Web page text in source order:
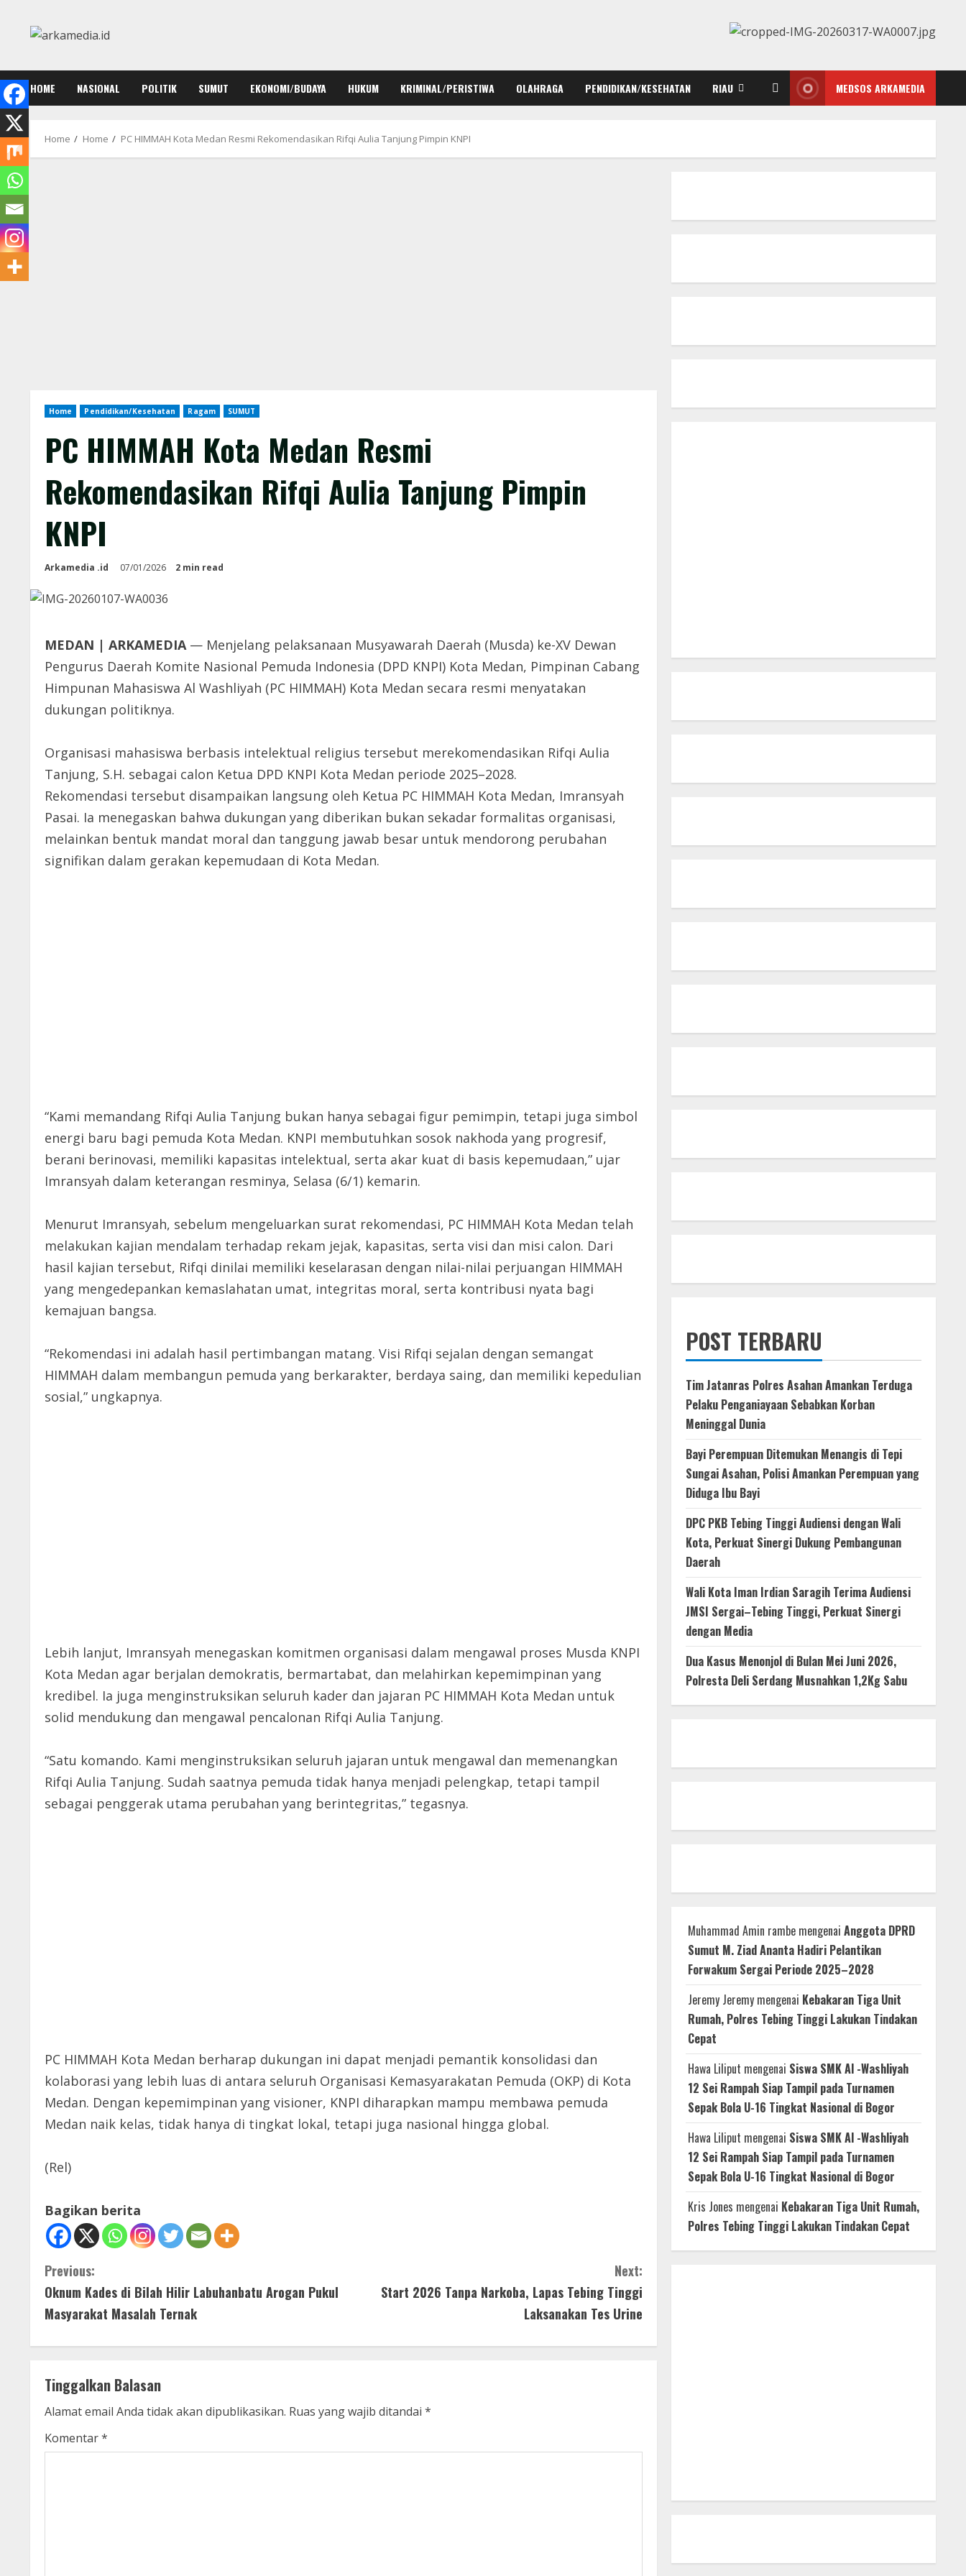
HOME NASIONAL POLITIK SUMUT EKONOMI/BUDAYA HUKUM KRIMINAL/PERISTIWA OLAHRAGA PENDIDIKAN/KESEHATAN RIAU MEDSOS ARKAMEDIA
Home Home PC HIMMAH Kota Medan Resmi Rekomendasikan Rifqi Aulia Tanjung Pimpin KNPI
Home Pendidikan/Kesehatan Ragam SUMUT
PC HIMMAH Kota Medan Resmi
Rekomendasikan Rifqi Aulia Tanjung Pimpin
KNPI
Arkamedia .id 07/01/2026 2 min read
MEDAN | ARKAMEDIA— Menjelang pelaksanaan Musyawarah Daerah (Musda) ke-XV Dewan
Pengurus Daerah Komite Nasional Pemuda Indonesia (DPD KNPI) Kota Medan, Pimpinan Cabang
Himpunan Mahasiswa Al Washliyah (PC HIMMAH) Kota Medan secara resmi menyatakan
dukungan politiknya.
Organisasi mahasiswa berbasis intelektual religius tersebut merekomendasikan Rifqi Aulia
Tanjung, S.H. sebagai calon Ketua DPD KNPI Kota Medan periode 2025–2028.
Rekomendasi tersebut disampaikan langsung oleh Ketua PC HIMMAH Kota Medan, Imransyah
Pasai. Ia menegaskan bahwa dukungan yang diberikan bukan sekadar formalitas organisasi,
melainkan bentuk mandat moral dan tanggung jawab besar untuk mendorong perubahan
signifikan dalam gerakan kepemudaan di Kota Medan.
“Kami memandang Rifqi Aulia Tanjung bukan hanya sebagai figur pemimpin, tetapi juga simbol
energi baru bagi pemuda Kota Medan. KNPI membutuhkan sosok nakhoda yang progresif,
berani berinovasi, memiliki kapasitas intelektual, serta akar kuat di basis kepemudaan,” ujar
Imransyah dalam keterangan resminya, Selasa (6/1) kemarin.
Menurut Imransyah, sebelum mengeluarkan surat rekomendasi, PC HIMMAH Kota Medan telah
melakukan kajian mendalam terhadap rekam jejak, kapasitas, serta visi dan misi calon. Dari
hasil kajian tersebut, Rifqi dinilai memiliki keselarasan dengan nilai-nilai perjuangan HIMMAH
yang mengedepankan kemaslahatan umat, integritas moral, serta kontribusi nyata bagi
kemajuan bangsa.
“Rekomendasi ini adalah hasil pertimbangan matang. Visi Rifqi sejalan dengan semangat
HIMMAH dalam membangun pemuda yang berkarakter, berdaya saing, dan memiliki kepedulian
sosial,” ungkapnya.
Lebih lanjut, Imransyah menegaskan komitmen organisasi dalam mengawal proses Musda KNPI
Kota Medan agar berjalan demokratis, bermartabat, dan melahirkan kepemimpinan yang
kredibel. Ia juga menginstruksikan seluruh kader dan jajaran PC HIMMAH Kota Medan untuk
solid mendukung dan mengawal pencalonan Rifqi Aulia Tanjung.
“Satu komando. Kami menginstruksikan seluruh jajaran untuk mengawal dan memenangkan
Rifqi Aulia Tanjung. Sudah saatnya pemuda tidak hanya menjadi pelengkap, tetapi tampil
sebagai penggerak utama perubahan yang berintegritas,” tegasnya.
PC HIMMAH Kota Medan berharap dukungan ini dapat menjadi pemantik konsolidasi dan
kolaborasi yang lebih luas di antara seluruh Organisasi Kemasyarakatan Pemuda (OKP) di Kota
Medan. Dengan kepemimpinan yang visioner, KNPI diharapkan mampu membawa pemuda
Medan naik kelas, tidak hanya di tingkat lokal, tetapi juga nasional hingga global.
(Rel)
Bagikan berita
C
o
i
n
u
Previous:
Oknum Kades di Bilah Hilir Labuhanbatu Arogan Pukul
Masyarakat Masalah Ternak
Next:
Start 2026 Tanpa Narkoba, Lapas Tebing Tinggi
Laksanakan Tes Urine
Tinggalkan Balasan
Alamat email Anda tidak akan dipublikasikan. Ruas yang wajib ditandai *
Komentar*
POST TERBARU
Tim Jatanras Polres Asahan Amankan Terduga
Pelaku Penganiayaan Sebabkan Korban
Meninggal Dunia
Bayi Perempuan Ditemukan Menangis di Tepi
Sungai Asahan, Polisi Amankan Perempuan yang
Diduga Ibu Bayi
DPC PKB Tebing Tinggi Audiensi dengan Wali
Kota, Perkuat Sinergi Dukung Pembangunan
Daerah
Wali Kota Iman Irdian Saragih Terima Audiensi
JMSI Sergai–Tebing Tinggi, Perkuat Sinergi
dengan Media
Dua Kasus Menonjol di Bulan Mei Juni 2026,
Polresta Deli Serdang Musnahkan 1,2Kg Sabu
Muhammad Amin rambe mengenai Anggota DPRD
Sumut M. Ziad Ananta Hadiri Pelantikan
Forwakum Sergai Periode 2025–2028
Jeremy Jeremy mengenai Kebakaran Tiga Unit
Rumah, Polres Tebing Tinggi Lakukan Tindakan
Cepat
Hawa Liliput mengenai Siswa SMK Al -Washliyah
12 Sei Rampah Siap Tampil pada Turnamen
Sepak Bola U-16 Tingkat Nasional di Bogor
Hawa Liliput mengenai Siswa SMK Al -Washliyah
12 Sei Rampah Siap Tampil pada Turnamen
Sepak Bola U-16 Tingkat Nasional di Bogor
Kris Jones mengenai Kebakaran Tiga Unit Rumah,
Polres Tebing Tinggi Lakukan Tindakan Cepat